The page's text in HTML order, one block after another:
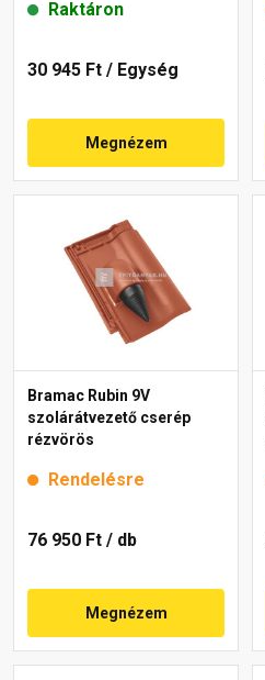
Raktáron
30 945 Ft / Egység
Megnézem
Bramac Rubin 9V
szolárátvezető cserép
rézvörös
Rendelésre
76 950 Ft / db
Megnézem